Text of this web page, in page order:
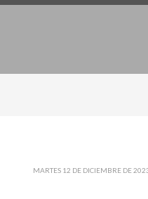
MARTES 12 DE DICIEMBRE DE